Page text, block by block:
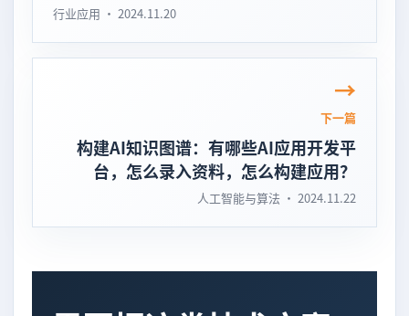
行业应用 · 2024.11.20
下一篇
构建AI知识图谱：有哪些AI应用开发平
台，怎么录入资料，怎么构建应用？
人工智能与算法 · 2024.11.22